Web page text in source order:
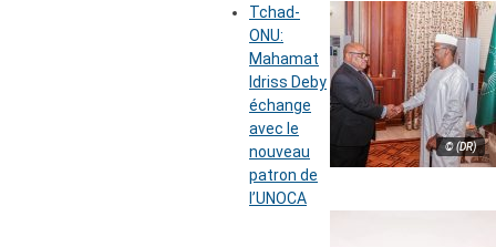
© (DR)
Tchad-
ONU:
Mahamat
Idriss Deby
échange
avec le
nouveau
patron de
l’UNOCA